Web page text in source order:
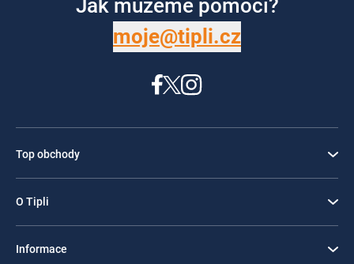
Jak můžeme pomoci?
moje@tipli.cz
Top obchody
O Tipli
Informace